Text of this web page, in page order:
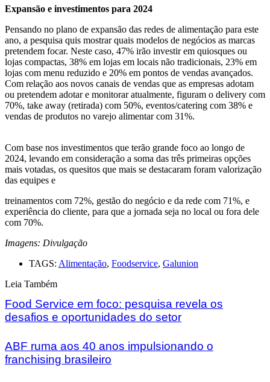
Expansão e investimentos para 2024
Pensando no plano de expansão das redes de alimentação para este
ano, a pesquisa quis mostrar quais modelos de negócios as marcas
pretendem focar. Neste caso, 47% irão investir em quiosques ou
lojas compactas, 38% em lojas em locais não tradicionais, 23% em
lojas com menu reduzido e 20% em pontos de vendas avançados.
Com relação aos novos canais de vendas que as empresas adotam
ou pretendem adotar e monitorar atualmente, figuram o delivery com
70%, take away (retirada) com 50%, eventos/catering com 38% e
vendas de produtos no varejo alimentar com 31%.
Com base nos investimentos que terão grande foco ao longo de
2024, levando em consideração a soma das três primeiras opções
mais votadas, os quesitos que mais se destacaram foram valorização
das equipes e
treinamentos com 72%, gestão do negócio e da rede com 71%, e
experiência do cliente, para que a jornada seja no local ou fora dele
com 70%.
Imagens: Divulgação
TAGS: Alimentação, Foodservice, Galunion
Leia Também
Food Service em foco: pesquisa revela os
desafios e oportunidades do setor
ABF ruma aos 40 anos impulsionando o
franchising brasileiro